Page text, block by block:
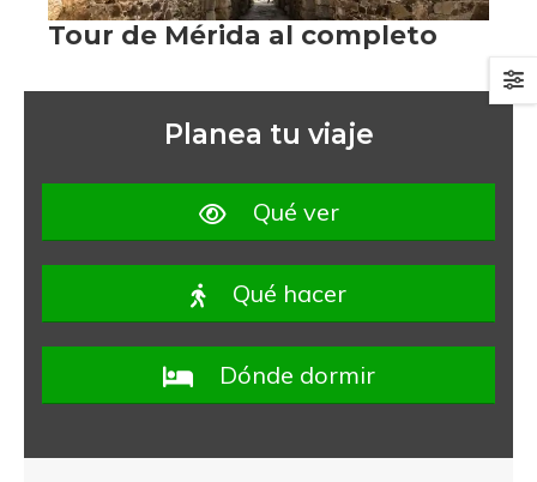
Planea tu viaje
Qué ver
Qué hacer
Dónde dormir